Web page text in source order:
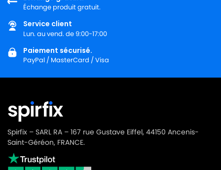
Échange produit gratuit.
Service client
Lun. au vend. de 9:00-17:00
Paiement sécurisé.
PayPal / MasterCard / Visa
Spirfix – SARL RA – 167 rue Gustave Eiffel, 44150 Ancenis-
Saint-Géréon, FRANCE.